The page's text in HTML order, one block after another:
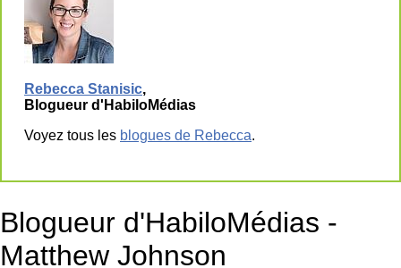
Rebecca Stanisic,
Blogueur d'HabiloMédias
Voyez tous les blogues de Rebecca.
Blogueur d'HabiloMédias -
Matthew Johnson